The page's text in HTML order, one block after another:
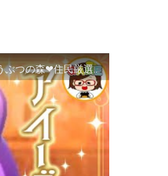
【あつ森❤#31】アイーダ様、降臨❤ハーン❤あつまれどうぶつの森❤住民厳選❤ゆっきーGAMEわーるど❤Animal Crossing